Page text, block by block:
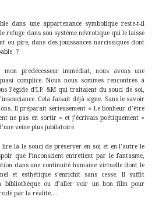
dans une appartenance symbolique reste-t-il
refuge dans son système névrotique qui le laisse
ou pire, dans des jouissances narcissiques dont
?
mon prédécesseur immédiat, nous avons une
complice. Nous nous sommes rencontrés à
l’égide d’I.P. &M qui traitaient du souci de soi,
Cela faisait déjà signe. Sans le savoir
Il préparait sérieusement « Le bonheur d’être
ne pas en sortir » et j’écrivais poétiquement «
veine plus jubilatoire.
là le souci de préserver en soi et en l’autre le
que l’inconscient entretient par le fantasme,
dans une continuité humaine virtuelle dont le
et esthétique s’enrichit sans cesse. Il suffit
bibliothèque ou d’aller voir un bon film pour
par la réalité….